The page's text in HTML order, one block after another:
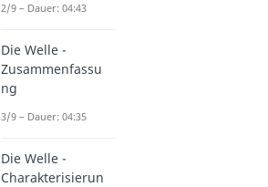
2/9 – Dauer: 04:43
Die Welle -
Zusammenfassu
ng
3/9 – Dauer: 04:35
Die Welle -
Charakterisierun